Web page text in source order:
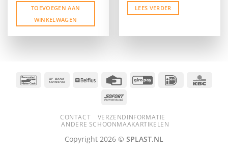
TOEVOEGEN AAN
WINKELWAGEN
LEES VERDER
BancontactBank
Belfius
Credit
GiroPay IDeal
Sofort
CONTACT
VERZENDINFORMATIE
ANDERE SCHOONMAAKARTIKELEN
Copyright 2026 © SPLAST.NL